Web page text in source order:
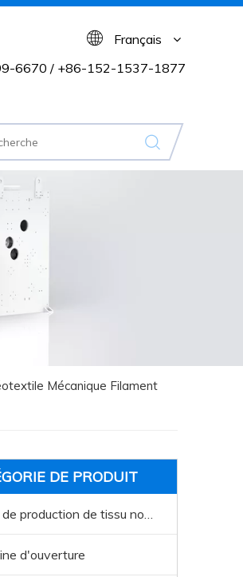
Français
6670 / +86-152-1537-1877
Mécanique Filament
DE PRODUIT
Ligne de production de tissu non tissée
d'ouverture